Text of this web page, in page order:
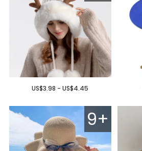
US$3.98 - US$4.45
9+